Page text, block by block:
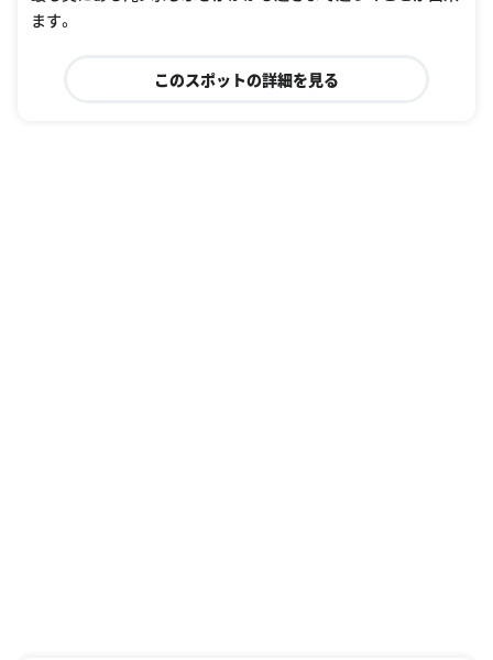
ます。
このスポットの詳細を見る